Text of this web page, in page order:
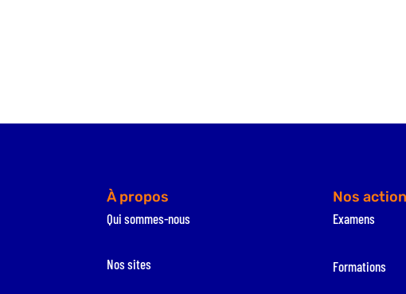
À propos
Qui sommes-nous
Nos sites
Nos
Examens
Formations